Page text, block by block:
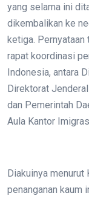
yang selama ini
dikembalikan ke
ketiga.
rapat koordinasi
Indonesia, antara
Direktorat
dan Pemerintah
Aula Kantor
Diakuinya menurut
penanganan kaum